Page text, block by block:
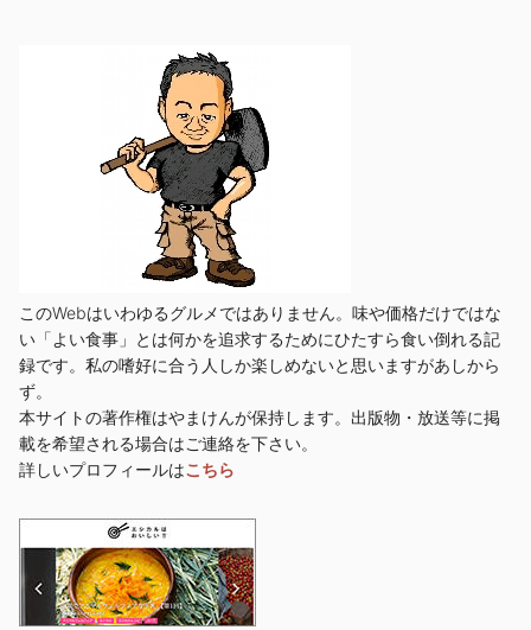
このWebはいわゆるグルメではありません。味や価格だけではな
い「よい食事」とは何かを追求するためにひたすら食い倒れる記
録です。私の嗜好に合う人しか楽しめないと思いますがあしから
ず。
本サイトの著作権はやまけんが保持します。出版物・放送等に掲
載を希望される場合はご連絡を下さい。
詳しいプロフィールはこちら